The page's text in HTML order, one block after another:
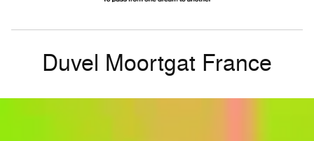
Duvel Moortgat France